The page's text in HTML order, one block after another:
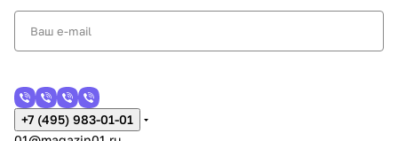
+7 (495) 983-01-01